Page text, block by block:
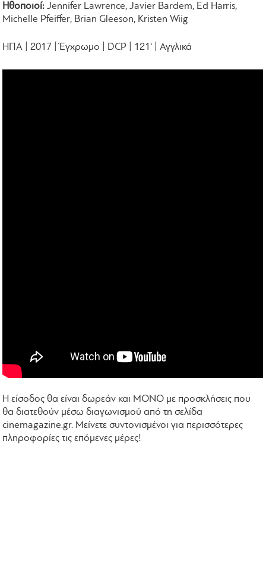
Ηθοποιοί: Jennifer Lawrence, Javier Bardem, Ed Harris,
Michelle Pfeiffer, Brian Gleeson, Kristen Wiig
ΗΠΑ | 2017 | Έγχρωμο | DCP | 121' | Αγγλικά
Η είσοδος θα είναι δωρεάν και ΜΟΝΟ με προσκλήσεις που
θα διατεθούν μέσω διαγωνισμού από τη σελίδα
cinemagazine.gr. Μείνετε συντονισμένοι για περισσότερες
πληροφορίες τις επόμενες μέρες!